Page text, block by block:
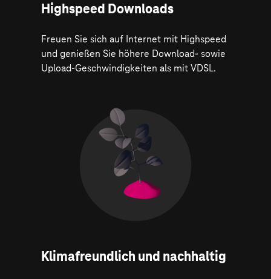
Highspeed Downloads
Freuen Sie sich auf Internet mit Highspeed
und genießen Sie höhere Download- sowie
Upload-Geschwindigkeiten als mit VDSL.
Klima­freundlich und nachhaltig